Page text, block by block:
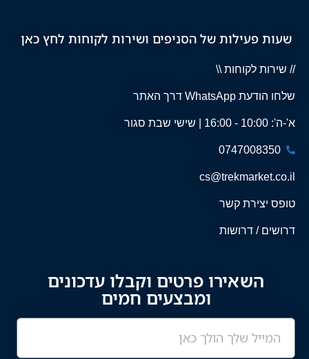
שעות פעילות של הסניפים ושירות לקוחות לחץ כאן
// שירות לקוחות \\
שלחו הודעת WhatsApp דרך האתר
א'-ה': 10:00 - 16:00 | שישי שבת סגור
0747008350
cs@trekmarket.co.il
טופס יצירת קשר
דרושים / דרושות
השאירו פרטים וקבלו עדכונים
ומבצעים חמים